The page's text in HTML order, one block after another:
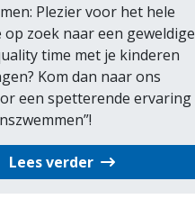
Plezier voor het hele
op zoek naar een geweldige
time met je kinderen
Kom dan naar ons
een spetterende ervaring
Lees verder